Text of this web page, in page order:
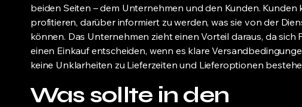
beiden Seiten – dem Unternehmen und den Kunden. Kunden
profitieren, darüber informiert zu werden, was sie von der
können. Das Unternehmen zieht einen Vorteil daraus, da sich
einen Einkauf entscheiden, wenn es klare
keine Unklarheiten zu Lieferzeiten und Lieferoptionen
Was sollte in den